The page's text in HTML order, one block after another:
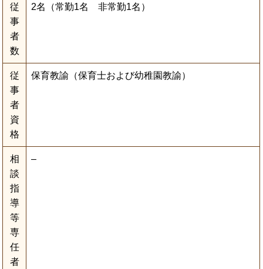
従
事
者
数
2名（常勤1名 非常勤1名）
従
事
者
資
格
保育教諭（保育士および幼稚園教諭）
相
談
指
導
等
専
任
者
–